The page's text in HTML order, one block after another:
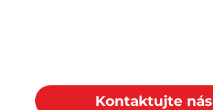
Kontaktujte nás